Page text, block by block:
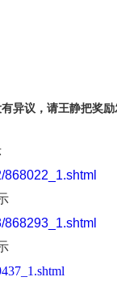
异议，请王静把奖